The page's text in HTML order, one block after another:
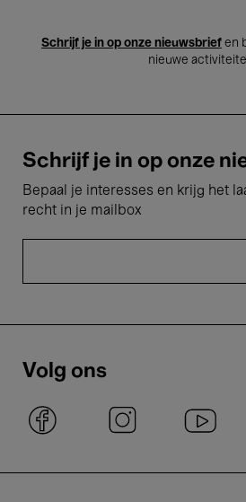
Schrijf je in op onze nieuwsbrief en
nieuwe
Schrijf je in op onze
Bepaal je interesses en krijg het
recht in je mailbox
Volg ons